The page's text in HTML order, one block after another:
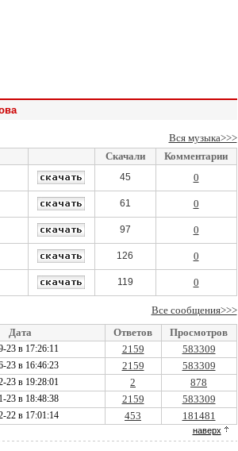
Вся музыка>>>
Скачали
Комментарии
45 0
61 0
97 0
126 0
119 0
Все сообщения>>>
Дата Ответов Просмотров
23 в 17:26:11 2159 583309
23 в 16:46:23 2159 583309
23 в 19:28:01 2 878
23 в 18:48:38 2159 583309
22 в 17:01:14 453 181481
наверх